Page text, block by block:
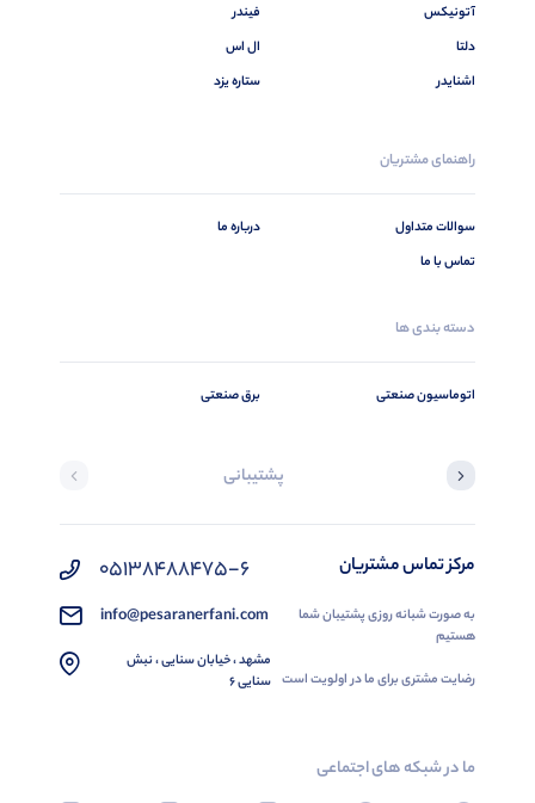
آتونیکس
دلتا
اشنایدر
فیندر
ال اس
ستاره یزد
راهنمای مشتریان
سوالات متداول
تماس با ما
درباره ما
دسته بندی ها
اتوماسیون صنعتی برق صنعتی
پشتیبانی
مرکز تماس مشتریان
به صورت شبانه روزی پشتیبان شما
هستیم
رضایت مشتری برای ما در اولویت است
05138488475-6
info@pesaranerfani.com
مشهد ، خیابان سنایی ، نبش
سنایی 6
ما در شبکه های اجتماعی